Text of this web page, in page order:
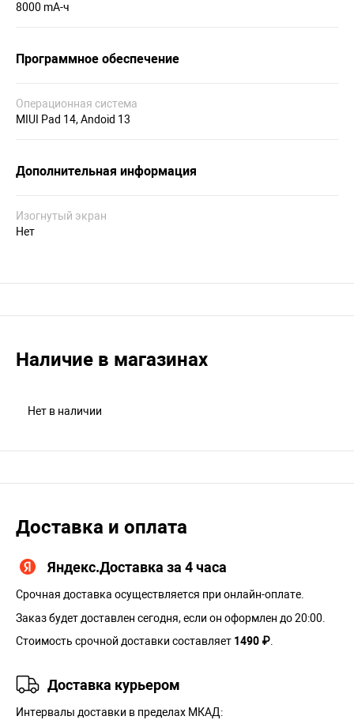
8000 mA-ч
Программное обеспечение
Операционная система
MIUI Pad 14, Andoid 13
Дополнительная информация
Изогнутый экран
Нет
Наличие в магазинах
Нет в наличии
Доставка и оплата
Яндекс.Доставка за 4 часа
Срочная доставка осуществляется при онлайн-оплате.
Заказ будет доставлен сегодня, если он оформлен до 20:00.
Стоимость срочной доставки составляет 1490 ₽.
Доставка курьером
Интервалы доставки в пределах МКАД: